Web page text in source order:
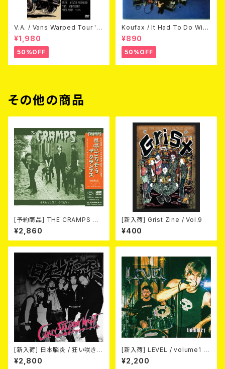
V.A. / Vans Warped Tour '0
3 (DVD)
¥1,980
50%OFF
Koufax / It Had To Do With
Love (CD)
¥890
50%OFF
その他の商品
[予約商品] THE CRAMPS ザ・
クランプス / Gravest Gravy
（墓場のごちそう）(CD) 2026.8
月下旬
¥2,860
[新入荷] Grist Zine / Vol.9
¥400
[新入荷] 日本脳炎 / 狂い咲きサ
タデーナイト(CD)
¥2,800
[新入荷] LEVEL / volume1 DI
SCOGRAPHY 2021-2026 (D
IGIPACK CD)
¥2,200